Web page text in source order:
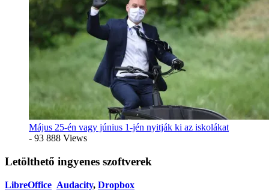
Május 25-én vagy június 1-jén nyitják ki az iskolákat
- 93 888 Views
Letölthető ingyenes szoftverek
LibreOffice Audacity, Dropbox